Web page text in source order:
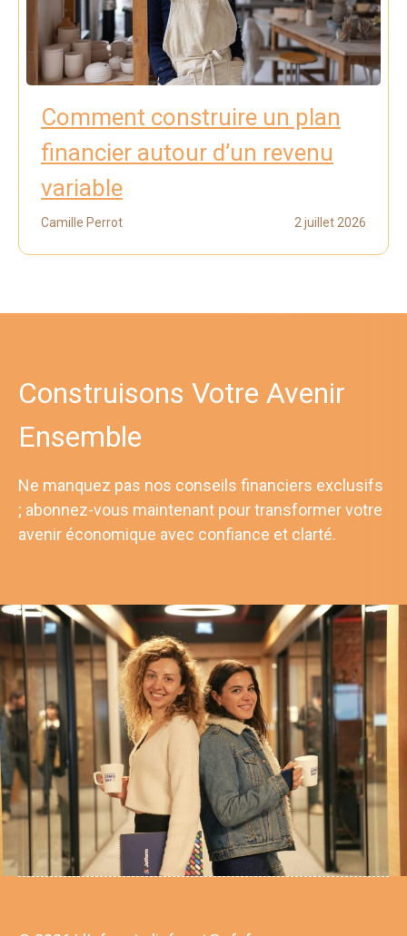
Comment construire un plan
financier autour d’un revenu
variable
Camille Perrot 2 juillet 2026
Construisons Votre Avenir
Ensemble
Ne manquez pas nos conseils financiers exclusifs
; abonnez-vous maintenant pour transformer votre
avenir économique avec confiance et clarté.